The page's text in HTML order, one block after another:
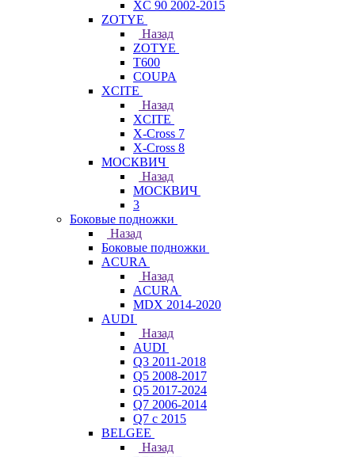
XC 90 2002-2015
ZOTYE
Назад
ZOTYE
T600
COUPA
XCITE
Назад
XCITE
X-Cross 7
X-Cross 8
МОСКВИЧ
Назад
МОСКВИЧ
3
Боковые подножки
Назад
Боковые подножки
ACURA
Назад
ACURA
MDX 2014-2020
AUDI
Назад
AUDI
Q3 2011-2018
Q5 2008-2017
Q5 2017-2024
Q7 2006-2014
Q7 с 2015
BELGEE
Назад